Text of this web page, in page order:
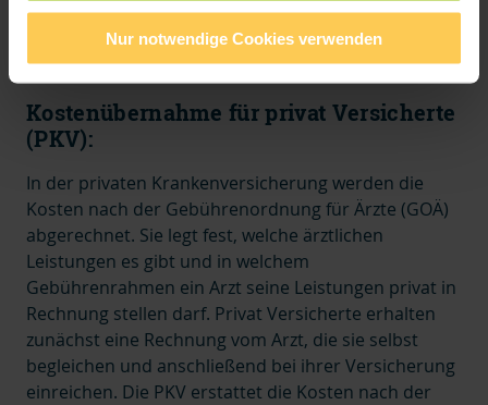
Nur notwendige Cookies verwenden
vorstrecken müssen. In bestimmten Fällen können
Zuzahlungenanfallen, etwa für Medikamente,
Heilmittel (z. B. Physiotherapie) oder Hilfsmittel.
Kostenübernahme für privat Versicherte
(PKV):
In der privaten Krankenversicherung werden die
Kosten nach der Gebührenordnung für Ärzte (GOÄ)
abgerechnet. Sie legt fest, welche ärztlichen
Leistungen es gibt und in welchem
Gebührenrahmen ein Arzt seine Leistungen privat in
Rechnung stellen darf. Privat Versicherte erhalten
zunächst eine Rechnung vom Arzt, die sie selbst
begleichen und anschließend bei ihrer Versicherung
einreichen. Die PKV erstattet die Kosten nach der